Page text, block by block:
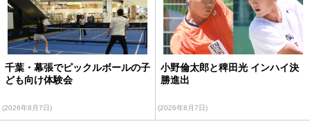
千葉・幕張でピックルボールの子
ども向け体験会
(2026年8月7日)
小野倫太郎と稗田光 インハイ決
勝進出
(2026年8月7日)